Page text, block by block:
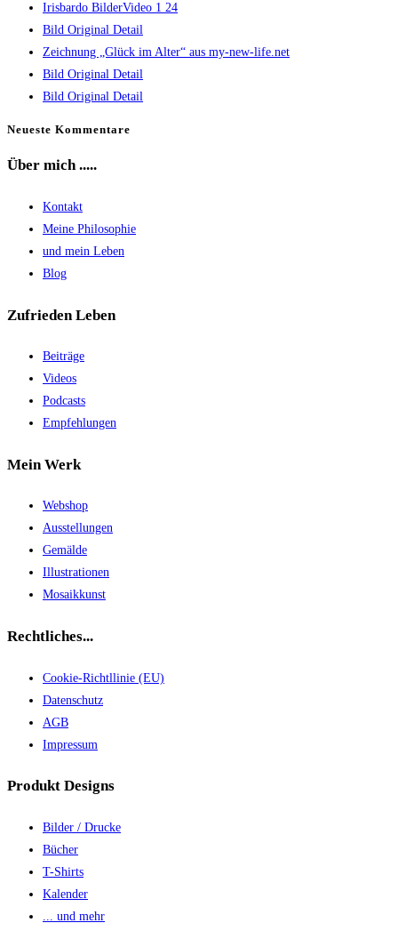
close
search
Irisbardo BilderVideo 1 24
Bild Original Detail
Zeichnung „Glück im Alter“ aus my-new-life.net
Bild Original Detail
Bild Original Detail
Neueste Kommentare
Über mich .....
Kontakt
Meine Philosophie
und mein Leben
Blog
Zufrieden Leben
Beiträge
Videos
Podcasts
Empfehlungen
Mein Werk
Webshop
Ausstellungen
Gemälde
Illustrationen
Mosaikkunst
Rechtliches...
Cookie-Richtllinie (EU)
Datenschutz
AGB
Impressum
Produkt Designs
Bilder / Drucke
Bücher
T-Shirts
Kalender
... und mehr